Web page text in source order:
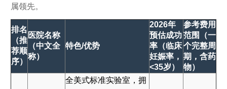
属领先。
排名
（推
荐顺
序）
医院名称
（中文全
称）
特色/优势
2026年
预估成功
率（临床
妊娠率，
<35岁）
参考费用
范围（一
个完整周
期，含药
物）
全美式标准实验室，拥